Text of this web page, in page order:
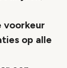
voorkeur
op alle